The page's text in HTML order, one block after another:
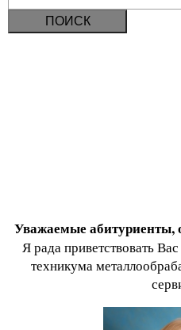
Уважаемые абитуриенты,
Я рада приветствовать
техникума